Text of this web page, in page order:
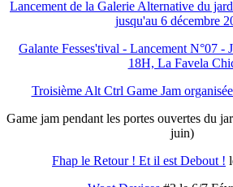
Lancement de la Galerie Alternative du
jusqu'au 6 décembre
Galante Fesses'tival - Lancement N°07 -
18H, La Favela
Troisième Alt Ctrl Game Jam
Game jam pendant les portes ouvertes du
juin)
Fhap le Retour ! Et il est Debout !